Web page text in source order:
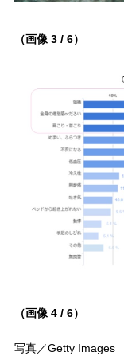
（画像 3 / 6）
（画像 4 / 6）
写真／Getty Images